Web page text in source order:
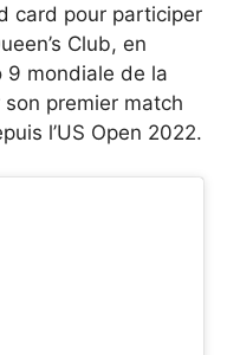
card pour participer
Club, en
9 mondiale de la
premier match
l’US Open 2022.